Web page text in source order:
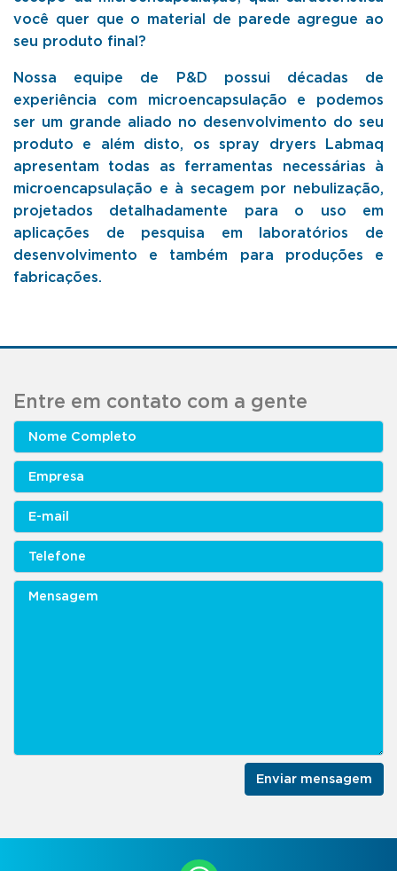
você quer que o material de parede agregue ao
seu produto final?
Nossa equipe de P&D possui décadas de
experiência com microencapsulação e podemos
ser um grande aliado no desenvolvimento do seu
produto e além disto, os spray dryers Labmaq
apresentam todas as ferramentas necessárias à
microencapsulação e à secagem por nebulização,
projetados detalhadamente para o uso em
aplicações de pesquisa em laboratórios de
desenvolvimento e também para produções e
fabricações.
Entre em contato com a gente
Enviar mensagem